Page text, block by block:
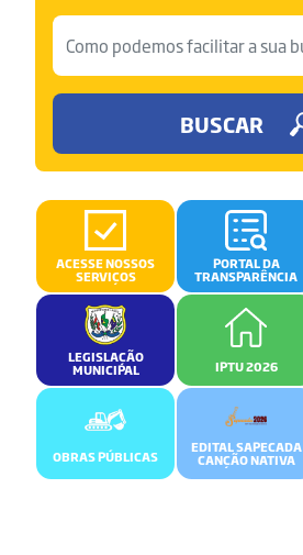
BUSCAR
ACESSE NOSSOS
SERVIÇOS
PORTAL DA
TRANSPARÊNCIA
LEGISLAÇÃO
MUNICIPAL IPTU 2026
OBRAS PÚBLICAS
EDITAL SAPECADA
CANÇÃO NATIVA